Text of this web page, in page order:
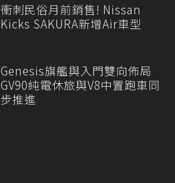
衝刺民俗月前銷售! Nissan
Kicks SAKURA新增Air車型
Genesis旗艦與入門雙向佈局
GV90純電休旅與V8中置跑車同
步推進